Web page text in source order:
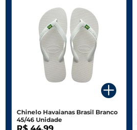
Chinelo Havaianas Brasil Branco
45/46 Unidade